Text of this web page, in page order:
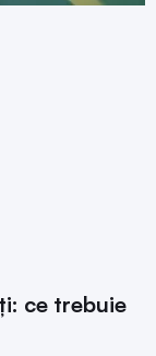
ce trebuie